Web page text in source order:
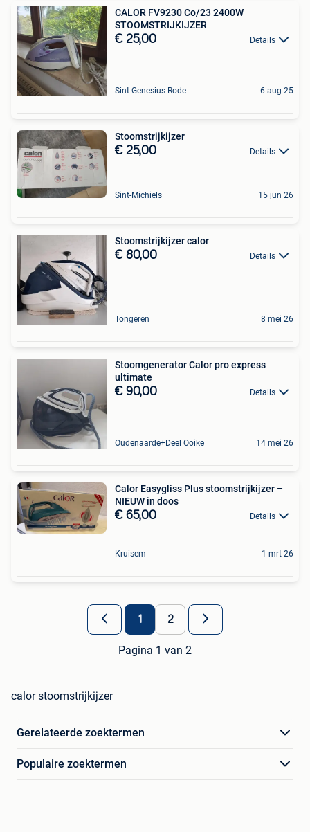
CALOR FV9230 Co/23 2400W
STOOMSTRIJKIJZER
€ 25,00 Details
Sint-Genesius-Rode 6 aug 25
Stoomstrijkijzer
€ 25,00 Details
Sint-Michiels 15 jun 26
Stoomstrijkijzer calor
€ 80,00 Details
Tongeren 8 mei 26
Stoomgenerator Calor pro express
ultimate
€ 90,00 Details
Oudenaarde+Deel Ooike 14 mei 26
Calor Easygliss Plus stoomstrijkijzer –
NIEUW in doos
€ 65,00 Details
Kruisem 1 mrt 26
1 2
Pagina 1 van 2
calor stoomstrijkijzer
Gerelateerde zoektermen
Populaire zoektermen